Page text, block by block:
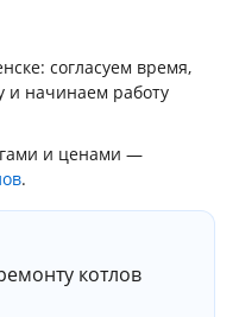
согласуем время,
и начинаем работу
и ценами —
.
котлов